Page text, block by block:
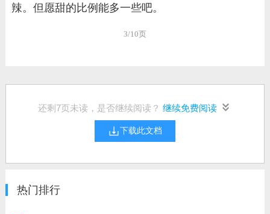
辣。但愿甜的比例能多一些吧。
3/10页
还剩 7页未读，是否继续阅读？ 继续免费阅读
下载此文档
热门排行